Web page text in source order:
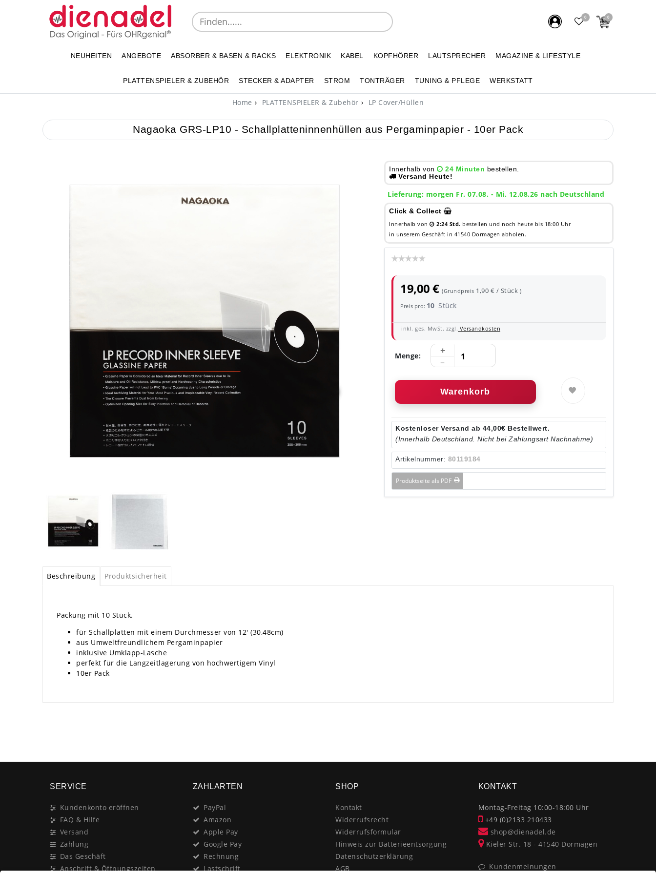
0 0
NEUHEITEN ANGEBOTE ABSORBER & BASEN & RACKS ELEKTRONIK KABEL KOPFHÖRER LAUTSPRECHER MAGAZINE & LIFESTYLE
PLATTENSPIELER & ZUBEHÖR STECKER & ADAPTER STROM TONTRÄGER TUNING & PFLEGE WERKSTATT
Home PLATTENSPIELER & Zubehör LP Cover/Hüllen
Nagaoka GRS-LP10 - Schallplatteninnenhüllen aus Pergaminpapier - 10er Pack
Innerhalb von 24 Minuten bestellen.
Versand Heute!
Lieferung: morgen Fr. 07.08. - Mi. 12.08.26 nach Deutschland
Click & Collect
Innerhalb von 2:24 Std. bestellen und noch heute bis 18:00 Uhr
in unserem Geschäft in 41540 Dormagen abholen.
19,00 €(Grundpreis 1,90 € / Stück )
Preis pro: 10 Stück
inkl. ges. MwSt. zzgl. Versandkosten
Menge:
Warenkorb
Kostenloser Versand ab 44,00€ Bestellwert.
(Innerhalb Deutschland. Nicht bei Zahlungsart Nachnahme)
Artikelnummer: 80119184
Produktseite als PDF
Beschreibung Produktsicherheit
Packung mit 10 Stück.
für Schallplatten mit einem Durchmesser von 12' (30,48cm)
aus Umweltfreundlichem Pergaminpapier
inklusive Umklapp-Lasche
perfekt für die Langzeitlagerung von hochwertigem Vinyl
10er Pack
SERVICE
Kundenkonto eröffnen
FAQ & Hilfe
Versand
Zahlung
Das Geschäft
Anschrift & Öffnungszeiten
ZAHLARTEN
PayPal
Amazon
Apple Pay
Google Pay
Rechnung
Lastschrift
SHOP
Kontakt
Widerrufsrecht
Widerrufsformular
Hinweis zur Batterieentsorgung
Datenschutzerklärung
AGB
KONTAKT
Montag-Freitag 10:00-18:00 Uhr
+49 (0)2133 210433
shop@dienadel.de
Kieler Str. 18 - 41540 Dormagen
Kundenmeinungen